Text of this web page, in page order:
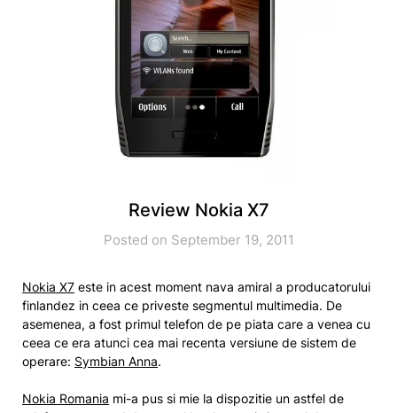
Review Nokia X7
Posted on September 19, 2011
Nokia X7 este in acest moment nava amiral a producatorului
finlandez in ceea ce priveste segmentul multimedia. De
asemenea, a fost primul telefon de pe piata care a venea cu
ceea ce era atunci cea mai recenta versiune de sistem de
operare: Symbian Anna.
Nokia Romania mi-a pus si mie la dispozitie un astfel de